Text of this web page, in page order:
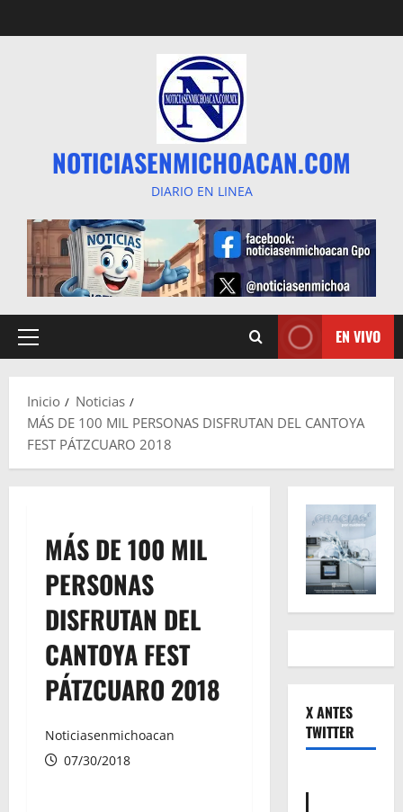
al
NOTICIASENMICHOACAN.COM
DIARIO EN LINEA
Menú
EN VIVO
Inicio
Noticias
MÁS DE 100 MIL PERSONAS DISFRUTAN DEL CANTOYA
FEST PÁTZCUARO 2018
MÁS DE 100 MIL
PERSONAS
DISFRUTAN DEL
CANTOYA FEST
PÁTZCUARO 2018
Noticiasenmichoacan
07/30/2018
X ANTES
TWITTER